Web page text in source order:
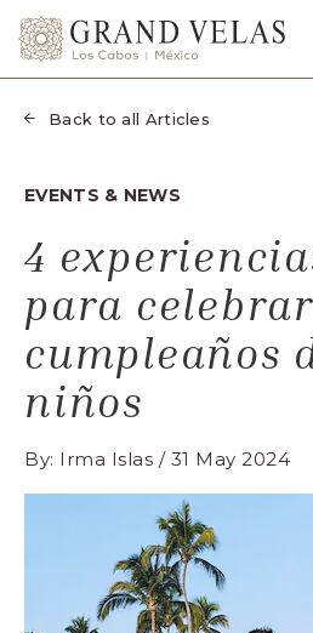
SKIP TO MAIN CONTENT
Grand
Velas
Los
Km.
17,
San
José
del
Turístico,
Municipio
de
Los
Cabos,
Cabo
Back to all Articles
EVENTS & NEWS
4
para
cumpleaños
niños
By: Irma Islas / 31 May 2024